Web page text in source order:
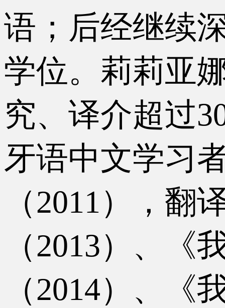
语；后经继续
学位。莉莉亚
究、译介超过
牙语中文学习
（2011），
（2013）、
（2014）、《